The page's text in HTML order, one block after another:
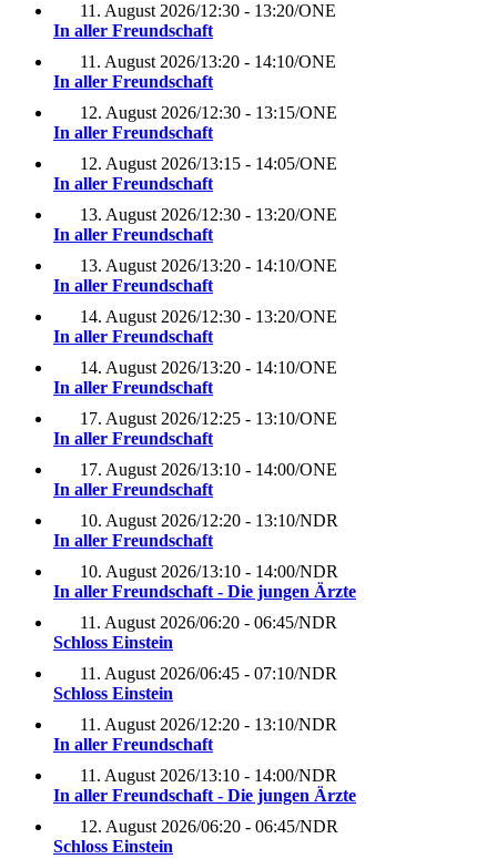
11. August 2026/12:30 - 13:20/ONE
In aller Freundschaft
11. August 2026/13:20 - 14:10/ONE
In aller Freundschaft
12. August 2026/12:30 - 13:15/ONE
In aller Freundschaft
12. August 2026/13:15 - 14:05/ONE
In aller Freundschaft
13. August 2026/12:30 - 13:20/ONE
In aller Freundschaft
13. August 2026/13:20 - 14:10/ONE
In aller Freundschaft
14. August 2026/12:30 - 13:20/ONE
In aller Freundschaft
14. August 2026/13:20 - 14:10/ONE
In aller Freundschaft
17. August 2026/12:25 - 13:10/ONE
In aller Freundschaft
17. August 2026/13:10 - 14:00/ONE
In aller Freundschaft
10. August 2026/12:20 - 13:10/NDR
In aller Freundschaft
10. August 2026/13:10 - 14:00/NDR
In aller Freundschaft - Die jungen Ärzte
11. August 2026/06:20 - 06:45/NDR
Schloss Einstein
11. August 2026/06:45 - 07:10/NDR
Schloss Einstein
11. August 2026/12:20 - 13:10/NDR
In aller Freundschaft
11. August 2026/13:10 - 14:00/NDR
In aller Freundschaft - Die jungen Ärzte
12. August 2026/06:20 - 06:45/NDR
Schloss Einstein